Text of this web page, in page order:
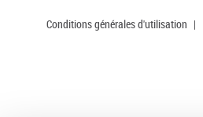
Conditions générales d'utilisation |